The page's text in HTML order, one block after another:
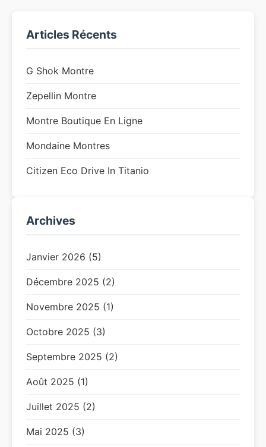
Articles Récents
G Shok Montre
Zepellin Montre
Montre Boutique En Ligne
Mondaine Montres
Citizen Eco Drive In Titanio
Archives
Janvier 2026 (5)
Décembre 2025 (2)
Novembre 2025 (1)
Octobre 2025 (3)
Septembre 2025 (2)
Août 2025 (1)
Juillet 2025 (2)
Mai 2025 (3)